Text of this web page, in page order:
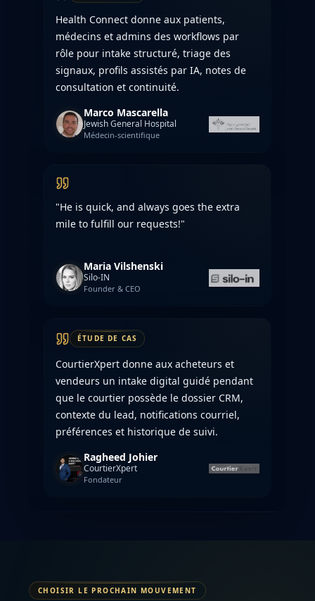
Health Connect donne aux patients,
médecins et admins des workflows par
rôle pour intake structuré, triage des
signaux, profils assistés par IA, notes de
consultation et continuité.
Marco Mascarella
Jewish General Hospital
Médecin-scientifique
"He is quick, and always goes the extra
mile to fulfill our requests!"
Maria Vilshenski
Silo-IN
Founder & CEO
ÉTUDE DE CAS
CourtierXpert donne aux acheteurs et
vendeurs un intake digital guidé pendant
que le courtier possède le dossier CRM,
contexte du lead, notifications courriel,
préférences et historique de suivi.
Ragheed Johier
CourtierXpert
Fondateur
CHOISIR LE PROCHAIN MOUVEMENT